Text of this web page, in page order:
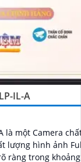
IL-A
là một Camera
ràng trong